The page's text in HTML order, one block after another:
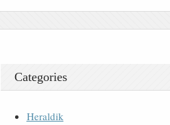
Categories
Heraldik